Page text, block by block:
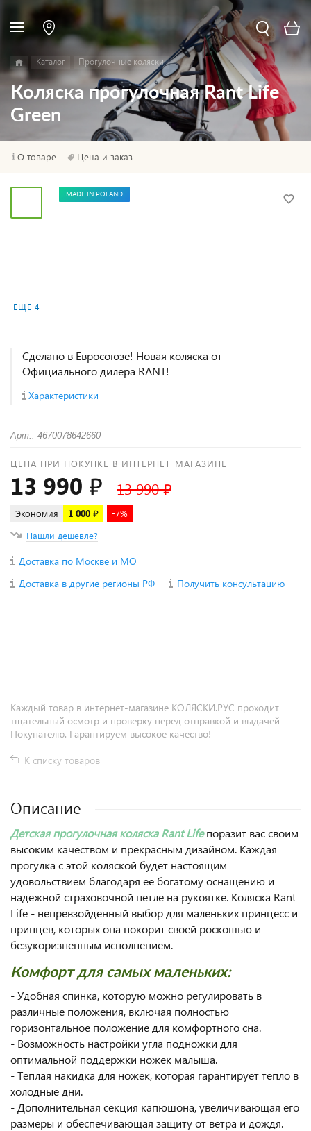
Каталог Прогулочные коляски
Коляска прогулочная Rant Life
Green
О товаре Цена и заказ
ЕЩЁ 4
MADE IN POLAND
Сделано в Евросоюзе! Новая коляска от
Официального дилера RANT!
Характеристики
Арт.: 4670078642660
ЦЕНА ПРИ ПОКУПКЕ В ИНТЕРНЕТ-МАГАЗИНЕ
13 990 ₽ 13 990 ₽
Экономия 1 000 ₽
-7%
Нашли дешевле?
Доставка по Москве и МО
Доставка в другие регионы РФ
Получить консультацию
Каждый товар в интернет-магазине КОЛЯСКИ.РУС проходит
тщательный осмотр и проверку перед отправкой и выдачей
Покупателю. Гарантируем высокое качество!
К списку товаров
Описание
Детская прогулочная коляска Rant Lifeпоразит вас своим
высоким качеством и прекрасным дизайном. Каждая
прогулка с этой коляской будет настоящим
удовольствием благодаря ее богатому оснащению и
надежной страховочной петле на рукоятке. Коляска Rant
Life - непревзойденный выбор для маленьких принцесс и
принцев, которых она покорит своей роскошью и
безукоризненным исполнением.
Комфорт для самых маленьких:
- Удобная спинка, которую можно регулировать в
различные положения, включая полностью
горизонтальное положение для комфортного сна.
- Возможность настройки угла подножки для
оптимальной поддержки ножек малыша.
- Теплая накидка для ножек, которая гарантирует тепло в
холодные дни.
- Дополнительная секция капюшона, увеличивающая его
размеры и обеспечивающая защиту от ветра и дождя.